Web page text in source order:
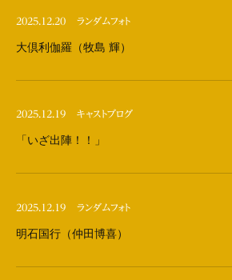
2025.12.20 ランダムフォト
大倶利伽羅（牧島 輝）
2025.12.19 キャストブログ
「いざ出陣！！」
2025.12.19 ランダムフォト
明石国行（仲田博喜）